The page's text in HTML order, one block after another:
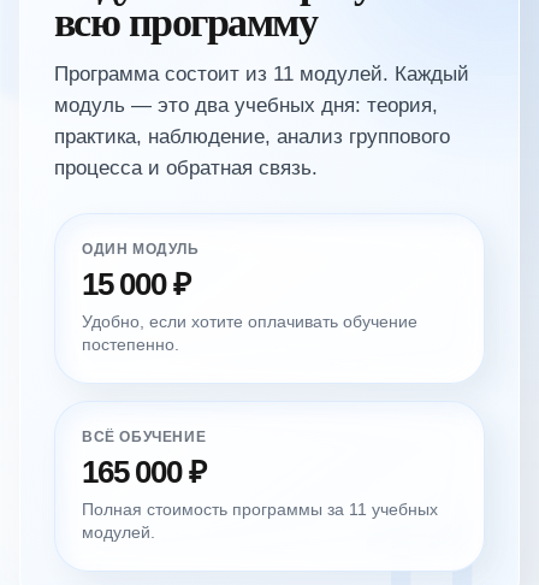
всю программу
Программа состоит из 11 модулей. Каждый
модуль — это два учебных дня: теория,
практика, наблюдение, анализ группового
процесса и обратная связь.
ОДИН МОДУЛЬ
15 000 ₽
Удобно, если хотите оплачивать обучение
постепенно.
ВСЁ ОБУЧЕНИЕ
165 000 ₽
Полная стоимость программы за 11 учебных
модулей.